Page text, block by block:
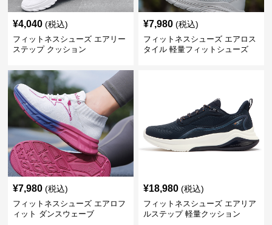
¥4,040 (税込)
フィットネスシューズ エアリー
ステップ クッション
¥7,980 (税込)
フィットネスシューズ エアロス
タイル 軽量フィットシューズ
¥7,980 (税込)
フィットネスシューズ エアロフ
ィット ダンスウェーブ
¥18,980 (税込)
フィットネスシューズ エアリア
ルステップ 軽量クッション